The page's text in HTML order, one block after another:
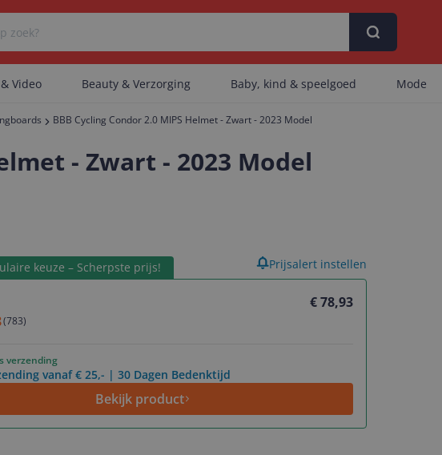
Er zijn geen categorieën gevonden.
Er zijn geen artikelen gevonden.
Video Beauty & Verzorging Baby, kind & speelgoed Mode
BBB Cycling Condor 2.0 MIPS Helmet - Zwart - 2023 Model
- Zwart - 2023 Model
keuze – Scherpste prijs!
€ 78,93
(783)
verzending
vanaf € 25,- | 30 Dagen Bedenktijd
Bekijk product
Prijsalert instellen